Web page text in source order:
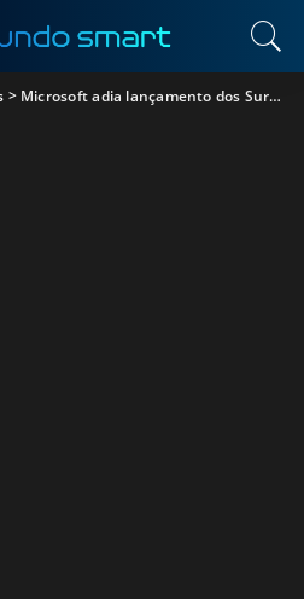
> Microsoft adia lançamento dos Surface Earbuds